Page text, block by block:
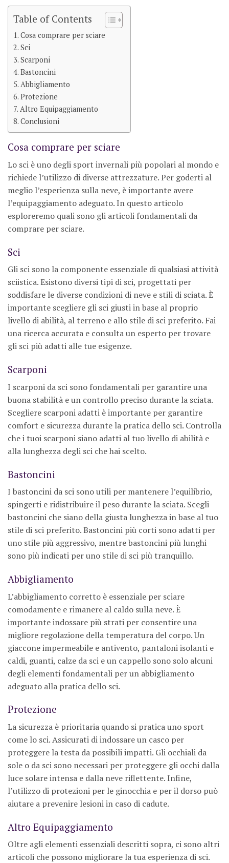
Table of Contents
Cosa comprare per sciare
Sci
Scarponi
Bastoncini
Abbigliamento
Protezione
Altro Equipaggiamento
Conclusioni
Cosa comprare per sciare
Lo sci è uno degli sport invernali più popolari al mondo e
richiede l’utilizzo di diverse attrezzature. Per goderti al
meglio l’esperienza sulla neve, è importante avere
l’equipaggiamento adeguato. In questo articolo
esploreremo quali sono gli articoli fondamentali da
comprare per sciare.
Sci
Gli sci sono la componente essenziale di qualsiasi attività
sciistica. Esistono diversi tipi di sci, progettati per
soddisfare le diverse condizioni di neve e stili di sciata. È
importante scegliere gli sci giusti in base al proprio
livello di abilità, al terreno e allo stile di sci preferito. Fai
una ricerca accurata e consulta un esperto per trovare
gli sci più adatti alle tue esigenze.
Scarponi
I scarponi da sci sono fondamentali per garantire una
buona stabilità e un controllo preciso durante la sciata.
Scegliere scarponi adatti è importante per garantire
comfort e sicurezza durante la pratica dello sci. Controlla
che i tuoi scarponi siano adatti al tuo livello di abilità e
alla lunghezza degli sci che hai scelto.
Bastoncini
I bastoncini da sci sono utili per mantenere l’equilibrio,
spingerti e ridistribuire il peso durante la sciata. Scegli
bastoncini che siano della giusta lunghezza in base al tuo
stile di sci preferito. Bastoncini più corti sono adatti per
uno stile più aggressivo, mentre bastoncini più lunghi
sono più indicati per uno stile di sci più tranquillo.
Abbigliamento
L’abbigliamento corretto è essenziale per sciare
comodamente e rimanere al caldo sulla neve. È
importante indossare più strati per consentire una
migliore regolazione della temperatura del corpo. Un
giaccone impermeabile e antivento, pantaloni isolanti e
caldi, guanti, calze da sci e un cappello sono solo alcuni
degli elementi fondamentali per un abbigliamento
adeguato alla pratica dello sci.
Protezione
La sicurezza è prioritaria quando si pratica uno sport
come lo sci. Assicurati di indossare un casco per
proteggere la testa da possibili impatti. Gli occhiali da
sole o da sci sono necessari per proteggere gli occhi dalla
luce solare intensa e dalla neve riflettente. Infine,
l’utilizzo di protezioni per le ginocchia e per il dorso può
aiutare a prevenire lesioni in caso di cadute.
Altro Equipaggiamento
Oltre agli elementi essenziali descritti sopra, ci sono altri
articoli che possono migliorare la tua esperienza di sci.